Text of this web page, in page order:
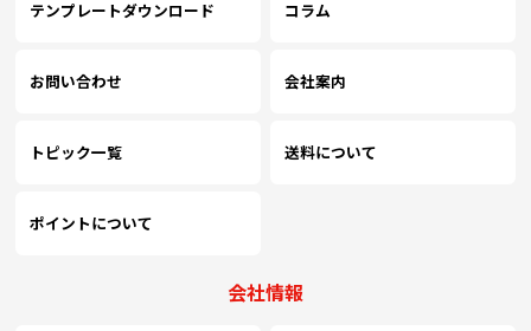
テンプレートダウンロード コラム
お問い合わせ 会社案内
トピック一覧 送料について
ポイントについて
会社情報